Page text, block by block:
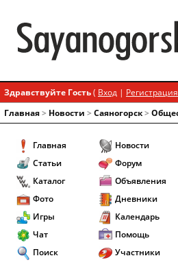
Здравствуйте Гость( Вход | Регистрация
Главная> Новости > Cаяногорск>
Главная
Статьи
Каталог
Фото
Игры
Чат
Поиск
Новости
Форум
Объявления
Дневники
Календарь
Помощь
Участники